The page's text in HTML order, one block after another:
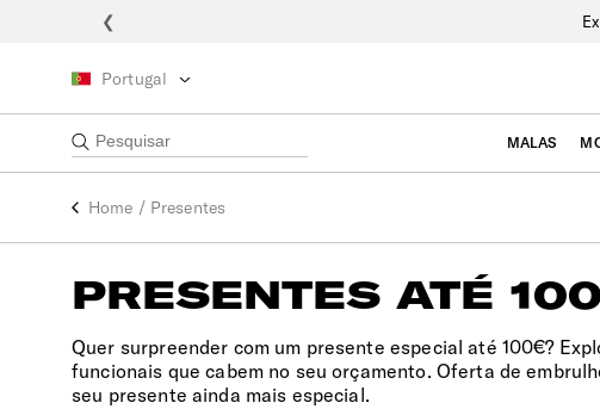
❮
Portugal
MALAS
Home / Presentes
PRESENTES ATÉ
Quer surpreender com um presente especial até 100€?
funcionais que cabem no seu orçamento. Oferta de
seu presente ainda mais especial.